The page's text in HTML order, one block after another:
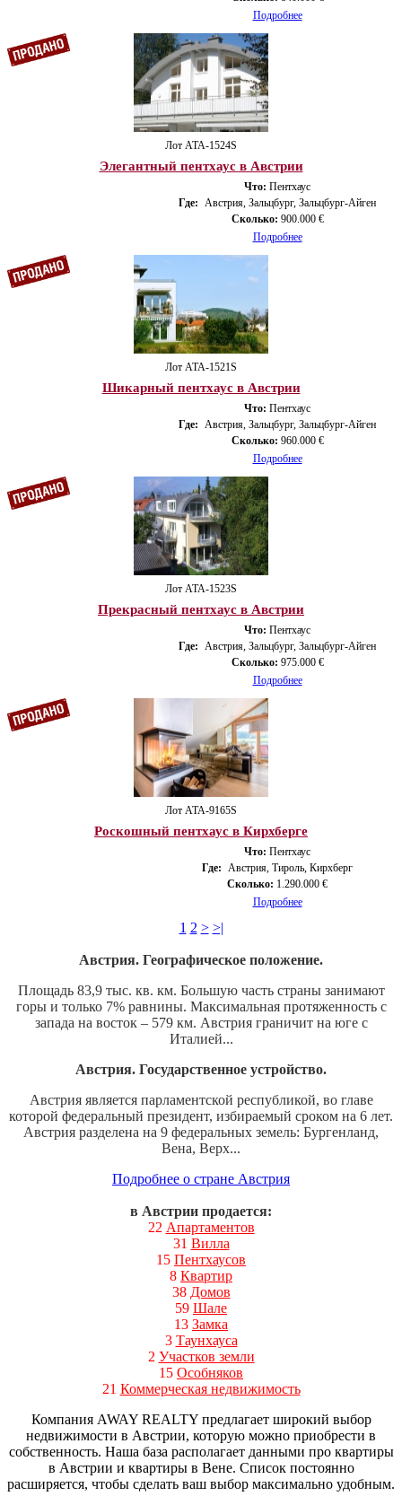
Подробнее
Лот ATA-1524S
Элегантный пентхаус в Австрии
Что: Пентхаус
Где: Австрия, Зальцбург, Зальцбург-Айген
Сколько: 900.000 €
Подробнее
Лот ATA-1521S
Шикарный пентхаус в Австрии
Что: Пентхаус
Где: Австрия, Зальцбург, Зальцбург-Айген
Сколько: 960.000 €
Подробнее
Лот ATA-1523S
Прекрасный пентхаус в Австрии
Что: Пентхаус
Где: Австрия, Зальцбург, Зальцбург-Айген
Сколько: 975.000 €
Подробнее
Лот ATA-9165S
Роскошный пентхаус в Кирхберге
Что: Пентхаус
Где: Австрия, Тироль, Кирхберг
Сколько: 1.290.000 €
Подробнее
1 2 > >|
Австрия. Географическое положение.
Площадь 83,9 тыс. кв. км. Большую часть страны занимают
горы и только 7% равнины. Максимальная протяженность с
запада на восток – 579 км. Австрия граничит на юге с
Италией...
Австрия. Государственное устройство.
Австрия является парламентской республикой, во главе
которой федеральный президент, избираемый сроком на 6 лет.
Австрия разделена на 9 федеральных земель: Бургенланд,
Вена, Верх...
Подробнее о стране Австрия
в Австрии продается:
22 Апартаментов
31 Вилла
15 Пентхаусов
8 Квартир
38 Домов
59 Шале
13 Замка
3 Таунхауса
2 Участков земли
15 Особняков
21 Коммерческая недвижимость
Компания AWAY REALTY предлагает широкий выбор
недвижимости в Австрии, которую можно приобрести в
собственность. Наша база располагает данными про квартиры
в Австрии и квартиры в Вене. Список постоянно
расширяется, чтобы сделать ваш выбор максимально удобным.